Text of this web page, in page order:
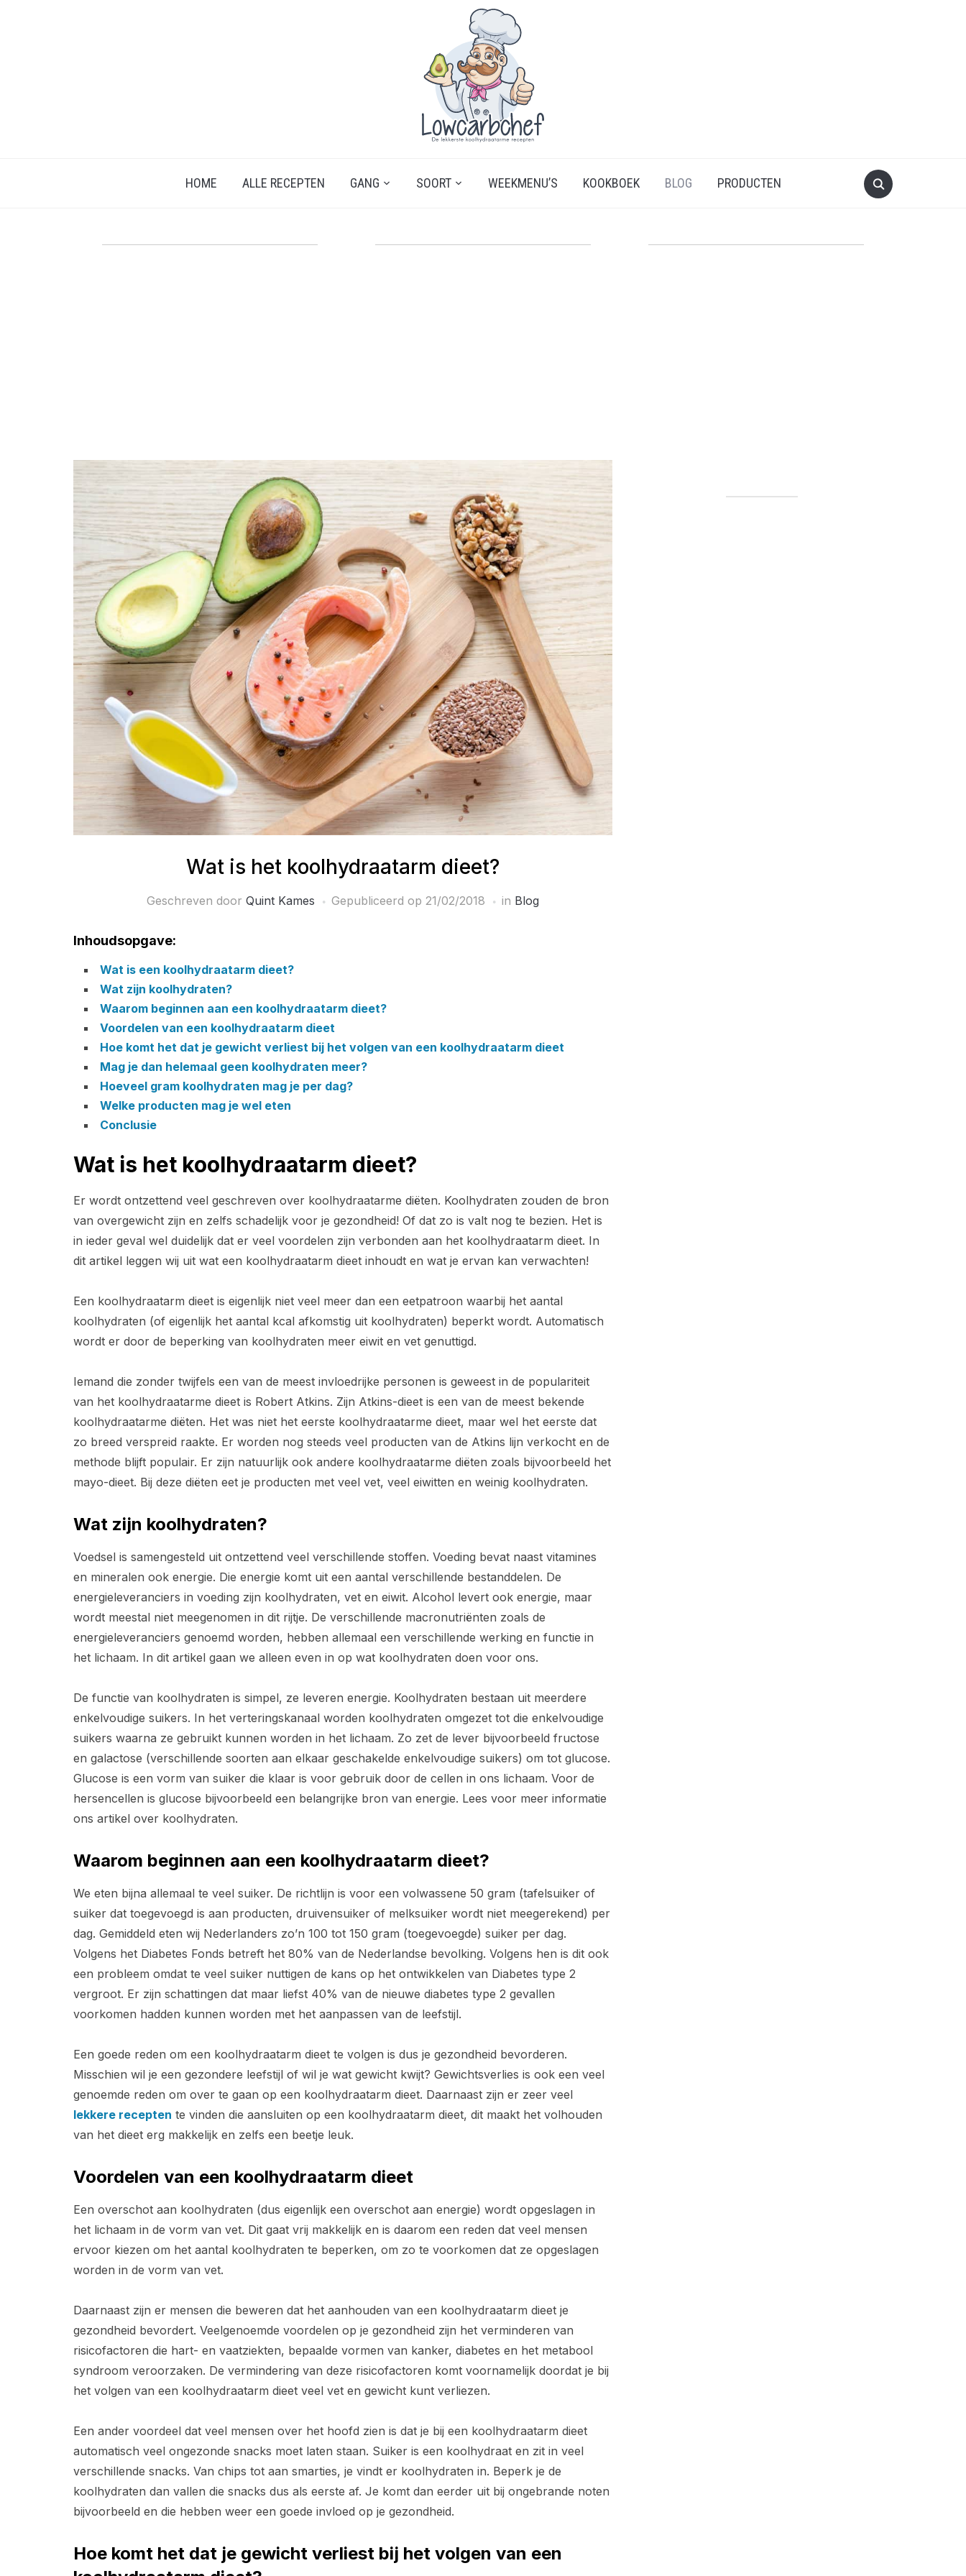
HOME ALLE RECEPTEN GANG SOORT WEEKMENU’S KOOKBOEK BLOG PRODUCTEN
Wat is het koolhydraatarm dieet?
Geschreven door Quint Kames Gepubliceerd op 21/02/2018 in Blog
Inhoudsopgave:
Wat is een koolhydraatarm dieet?
Wat zijn koolhydraten?
Waarom beginnen aan een koolhydraatarm dieet?
Voordelen van een koolhydraatarm dieet
Hoe komt het dat je gewicht verliest bij het volgen van een koolhydraatarm dieet
Mag je dan helemaal geen koolhydraten meer?
Hoeveel gram koolhydraten mag je per dag?
Welke producten mag je wel eten
Conclusie
Wat is het koolhydraatarm dieet?
Er wordt ontzettend veel geschreven over koolhydraatarme diëten. Koolhydraten zouden de bron
van overgewicht zijn en zelfs schadelijk voor je gezondheid! Of dat zo is valt nog te bezien. Het is
in ieder geval wel duidelijk dat er veel voordelen zijn verbonden aan het koolhydraatarm dieet. In
dit artikel leggen wij uit wat een koolhydraatarm dieet inhoudt en wat je ervan kan verwachten!
Een koolhydraatarm dieet is eigenlijk niet veel meer dan een eetpatroon waarbij het aantal
koolhydraten (of eigenlijk het aantal kcal afkomstig uit koolhydraten) beperkt wordt. Automatisch
wordt er door de beperking van koolhydraten meer eiwit en vet genuttigd.
Iemand die zonder twijfels een van de meest invloedrijke personen is geweest in de populariteit
van het koolhydraatarme dieet is Robert Atkins. Zijn Atkins-dieet is een van de meest bekende
koolhydraatarme diëten. Het was niet het eerste koolhydraatarme dieet, maar wel het eerste dat
zo breed verspreid raakte. Er worden nog steeds veel producten van de Atkins lijn verkocht en de
methode blijft populair. Er zijn natuurlijk ook andere koolhydraatarme diëten zoals bijvoorbeeld het
mayo-dieet. Bij deze diëten eet je producten met veel vet, veel eiwitten en weinig koolhydraten.
Wat zijn koolhydraten?
Voedsel is samengesteld uit ontzettend veel verschillende stoffen. Voeding bevat naast vitamines
en mineralen ook energie. Die energie komt uit een aantal verschillende bestanddelen. De
energieleveranciers in voeding zijn koolhydraten, vet en eiwit. Alcohol levert ook energie, maar
wordt meestal niet meegenomen in dit rijtje. De verschillende macronutriënten zoals de
energieleveranciers genoemd worden, hebben allemaal een verschillende werking en functie in
het lichaam. In dit artikel gaan we alleen even in op wat koolhydraten doen voor ons.
De functie van koolhydraten is simpel, ze leveren energie. Koolhydraten bestaan uit meerdere
enkelvoudige suikers. In het verteringskanaal worden koolhydraten omgezet tot die enkelvoudige
suikers waarna ze gebruikt kunnen worden in het lichaam. Zo zet de lever bijvoorbeeld fructose
en galactose (verschillende soorten aan elkaar geschakelde enkelvoudige suikers) om tot glucose.
Glucose is een vorm van suiker die klaar is voor gebruik door de cellen in ons lichaam. Voor de
hersencellen is glucose bijvoorbeeld een belangrijke bron van energie. Lees voor meer informatie
ons artikel over koolhydraten.
Waarom beginnen aan een koolhydraatarm dieet?
We eten bijna allemaal te veel suiker. De richtlijn is voor een volwassene 50 gram (tafelsuiker of
suiker dat toegevoegd is aan producten, druivensuiker of melksuiker wordt niet meegerekend) per
dag. Gemiddeld eten wij Nederlanders zo’n 100 tot 150 gram (toegevoegde) suiker per dag.
Volgens het Diabetes Fonds betreft het 80% van de Nederlandse bevolking. Volgens hen is dit ook
een probleem omdat te veel suiker nuttigen de kans op het ontwikkelen van Diabetes type 2
vergroot. Er zijn schattingen dat maar liefst 40% van de nieuwe diabetes type 2 gevallen
voorkomen hadden kunnen worden met het aanpassen van de leefstijl.
Een goede reden om een koolhydraatarm dieet te volgen is dus je gezondheid bevorderen.
Misschien wil je een gezondere leefstijl of wil je wat gewicht kwijt? Gewichtsverlies is ook een veel
genoemde reden om over te gaan op een koolhydraatarm dieet. Daarnaast zijn er zeer veel
lekkere recepten te vinden die aansluiten op een koolhydraatarm dieet, dit maakt het volhouden
van het dieet erg makkelijk en zelfs een beetje leuk.
Voordelen van een koolhydraatarm dieet
Een overschot aan koolhydraten (dus eigenlijk een overschot aan energie) wordt opgeslagen in
het lichaam in de vorm van vet. Dit gaat vrij makkelijk en is daarom een reden dat veel mensen
ervoor kiezen om het aantal koolhydraten te beperken, om zo te voorkomen dat ze opgeslagen
worden in de vorm van vet.
Daarnaast zijn er mensen die beweren dat het aanhouden van een koolhydraatarm dieet je
gezondheid bevordert. Veelgenoemde voordelen op je gezondheid zijn het verminderen van
risicofactoren die hart- en vaatziekten, bepaalde vormen van kanker, diabetes en het metabool
syndroom veroorzaken. De vermindering van deze risicofactoren komt voornamelijk doordat je bij
het volgen van een koolhydraatarm dieet veel vet en gewicht kunt verliezen.
Een ander voordeel dat veel mensen over het hoofd zien is dat je bij een koolhydraatarm dieet
automatisch veel ongezonde snacks moet laten staan. Suiker is een koolhydraat en zit in veel
verschillende snacks. Van chips tot aan smarties, je vindt er koolhydraten in. Beperk je de
koolhydraten dan vallen die snacks dus als eerste af. Je komt dan eerder uit bij ongebrande noten
bijvoorbeeld en die hebben weer een goede invloed op je gezondheid.
Hoe komt het dat je gewicht verliest bij het volgen van een